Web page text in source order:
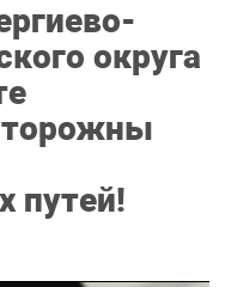
округа
путей!